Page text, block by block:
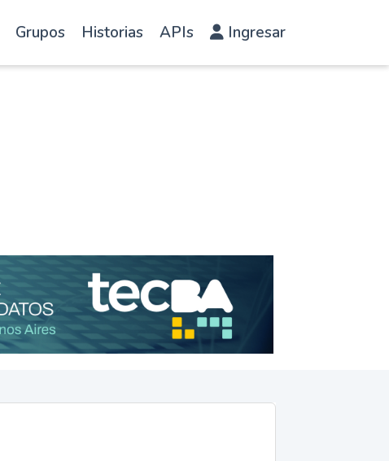
Grupos Historias APIs Ingresar